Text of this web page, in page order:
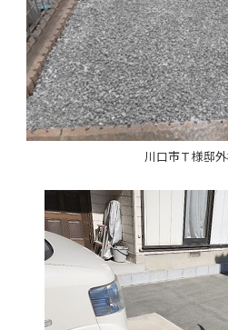
川口市Ｔ様邸